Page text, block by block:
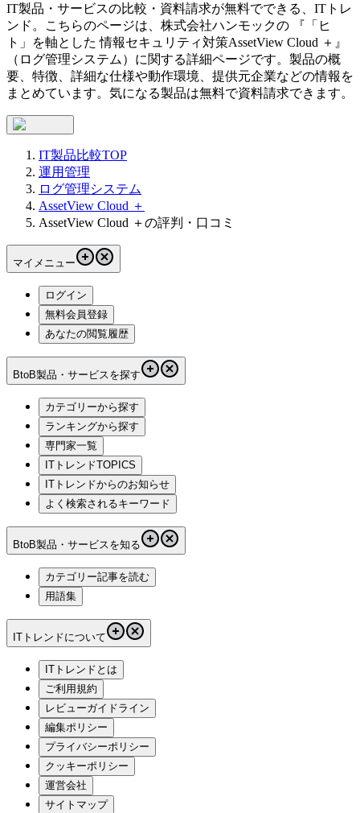
IT製品・サービスの比較・資料請求が無料でできる、ITトレ
ンド。こちらのページは、 株式会社ハンモックの 『 「ヒ
ト」を軸とした 情報セキュリティ対策AssetView Cloud ＋ 』
（ ログ管理システム ）に関する詳細ページです。製品の概
要、特徴、詳細な仕様や動作環境、提供元企業などの情報を
まとめています。気になる製品は無料で資料請求できます。
IT製品比較TOP
運用管理
ログ管理システム
AssetView Cloud ＋
AssetView Cloud ＋の評判・口コミ
マイメニュー
ログイン
無料会員登録
あなたの閲覧履歴
BtoB製品・サービスを探す
カテゴリーから探す
ランキングから探す
専門家一覧
ITトレンドTOPICS
ITトレンドからのお知らせ
よく検索されるキーワード
BtoB製品・サービスを知る
カテゴリー記事を読む
用語集
ITトレンドについて
ITトレンドとは
ご利用規約
レビューガイドライン
編集ポリシー
プライバシーポリシー
クッキーポリシー
運営会社
サイトマップ